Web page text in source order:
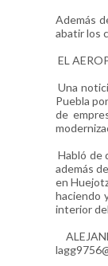
Además
abatir los
EL
Una
Puebla
de
Habló de
además
en
haciendo
interior